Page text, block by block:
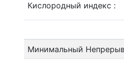
Кислородный индекс :
Минимальный